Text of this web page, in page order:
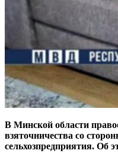
В Минской области
взяточничества со
сельхозпредприятия. Об